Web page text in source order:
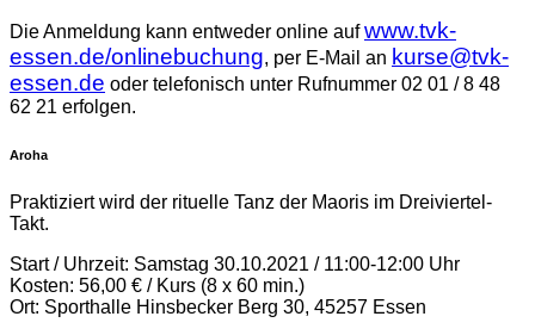
Die Anmeldung kann entweder online aufwww.tvk-
essen.de/onlinebuchung, per E-Mail an kurse@tvk-
essen.de oder telefonisch unter Rufnummer 02 01 / 8 48
62 21 erfolgen.
Aroha
Praktiziert wird der rituelle Tanz der Maoris im Dreiviertel-
Takt.
Start / Uhrzeit: Samstag 30.10.2021 / 11:00-12:00 Uhr
Kosten: 56,00 € / Kurs (8 x 60 min.)
Ort: Sporthalle Hinsbecker Berg 30, 45257 Essen